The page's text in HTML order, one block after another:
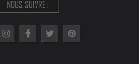
NOUS SUIVRE :